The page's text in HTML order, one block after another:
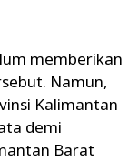
memberikan
Namun,
Kalimantan
demi
Barat